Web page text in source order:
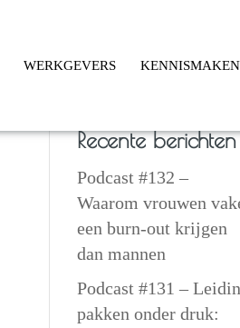
WERKGEVERS KENNISMAKEN
Recente berichten
Podcast #132 –
Waarom vrouwen
een burn-out krijgen
dan mannen
Podcast #131 –
pakken onder druk: